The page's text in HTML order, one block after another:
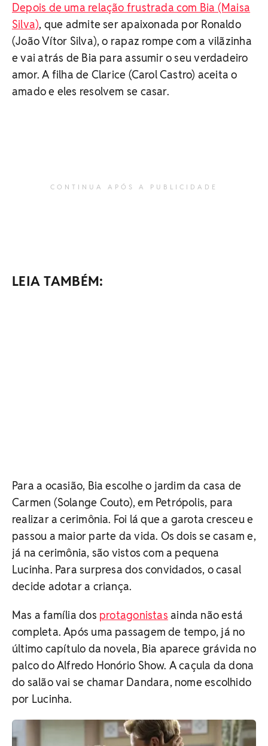
Depois de uma relação frustrada com Bia (Maisa
Silva), que admite ser apaixonada por Ronaldo
(João Vítor Silva), o rapaz rompe com a vilãzinha
e vai atrás de Bia para assumir o seu verdadeiro
amor. A filha de Clarice (Carol Castro) aceita o
amado e eles resolvem se casar.
CONTINUA APÓS A PUBLICIDADE
LEIA TAMBÉM:
Para a ocasião, Bia escolhe o jardim da casa de
Carmen (Solange Couto), em Petrópolis, para
realizar a cerimônia. Foi lá que a garota cresceu e
passou a maior parte da vida. Os dois se casam e,
já na cerimônia, são vistos com a pequena
Lucinha. Para surpresa dos convidados, o casal
decide adotar a criança.
Mas a família dos protagonistas ainda não está
completa. Após uma passagem de tempo, já no
último capítulo da novela, Bia aparece grávida no
palco do Alfredo Honório Show. A caçula da dona
do salão vai se chamar Dandara, nome escolhido
por Lucinha.